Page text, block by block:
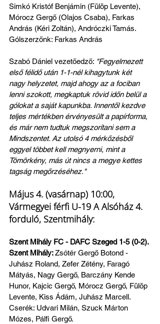
Simkó Kristóf Benjámin (Fülöp Levente),
Mórocz Gergő (Olajos Csaba), Farkas
András (Kéri Zoltán), Andróczki Tamás.
Gólszerzőnk: Farkas András
Szabó Dániel vezetőedző: "Fegyelmezett
első félidő után 1-1-nél kihagytunk két
nagy helyzetet, majd ahogy az a fociban
lenni szokott, megkaptuk rövid időn belül a
gólokat a saját kapunkba. Innentől kezdve
teljes mértékben érvényesült a papírforma,
és már nem tudtuk megszorítani sem a
Mindszentet. Az utolsó 4 mérkőzésből
eggyel többet kell megnyerni, mint a
Tömörkény, más út nincs a megye kettes
tagság megőrzéséhez."
Május 4. (vasárnap) 10:00,
Vármegyei férfi U-19 A Alsóház 4.
forduló, Szentmihály:
Szent Mihály FC - DAFC Szeged 1-5 (0-2).
Szent Mihály: Zsótér Gergő Botond -
Juhász Roland, Zefer Zétény, Faragó
Mátyás, Nagy Gergő, Barczány Kende
Hunor, Kajcic Gergő, Mórocz Gergő, Fülöp
Levente, Kiss Ádám, Juhász Marcell.
Cserék: Udvari Milán, Szuck Márton
Mózes, Pálfi Gergő.